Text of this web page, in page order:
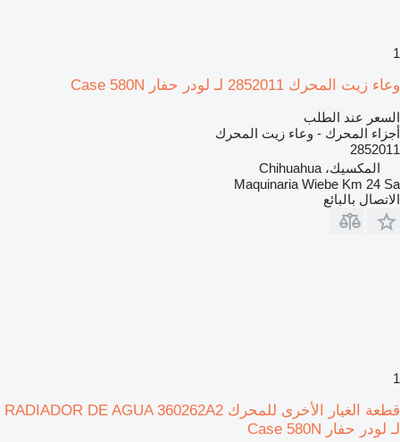
1
وعاء زيت المحرك 2852011 لـ لودر حفار Case 580N
السعر عند الطلب
أجزاء المحرك - وعاء زيت المحرك
2852011
المكسيك، Chihuahua
Maquinaria Wiebe Km 24 Sa
الاتصال بالبائع
1
قطعة الغيار الأخرى للمحرك RADIADOR DE AGUA 360262A2
لـ لودر حفار Case 580N